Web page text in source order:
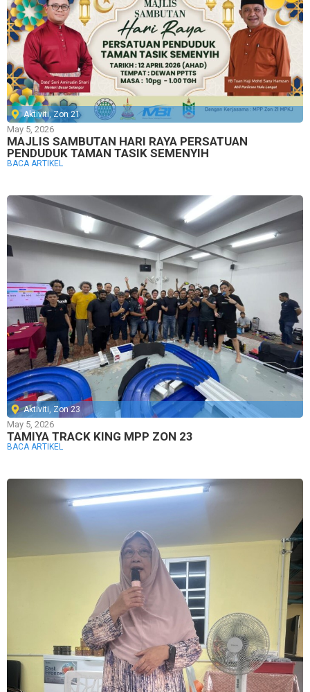
Aktiviti,Zon 21
May 5, 2026
MAJLIS SAMBUTAN HARI RAYA PERSATUAN
PENDUDUK TAMAN TASIK SEMENYIH
BACA ARTIKEL
Aktiviti, Zon 23
May 5, 2026
TAMIYA TRACK KING MPP ZON 23
BACA ARTIKEL